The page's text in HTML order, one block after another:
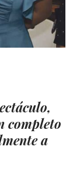
completo
a